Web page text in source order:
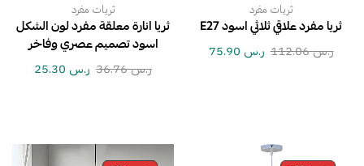
ثريات مفرد
ثريا مفرد علاقي ثلاثي اسود E27
ر.س112.06 ر.س
ثريات مفرد
ثريا انارة معلقة مفرد لون الشكل
اسود تصميم عصري وفاخر
ر.س36.76 ر.س